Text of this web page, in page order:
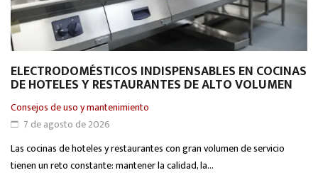
ELECTRODOMÉSTICOS INDISPENSABLES EN COCINAS
DE HOTELES Y RESTAURANTES DE ALTO VOLUMEN
Consejos de uso y mantenimiento
7 de agosto de 2026
Las cocinas de hoteles y restaurantes con gran volumen de servicio
tienen un reto constante: mantener la calidad, la...